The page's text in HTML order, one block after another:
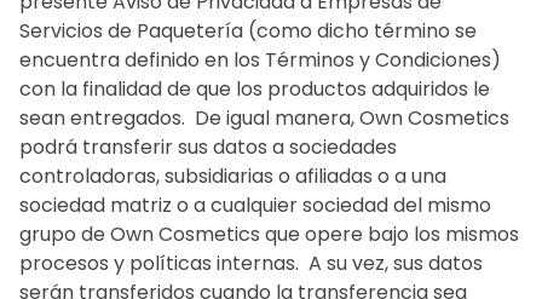
Servicios de Paquetería (como dicho término se
encuentra definido en los Términos y Condiciones)
con la finalidad de que los productos adquiridos le
sean entregados. ‍ De igual manera, Own Cosmetics
podrá transferir sus datos a sociedades
controladoras, subsidiarias o afiliadas o a una
sociedad matriz o a cualquier sociedad del mismo
grupo de Own Cosmetics que opere bajo los mismos
procesos y políticas internas. ‍ A su vez, sus datos
serán transferidos cuando la transferencia sea